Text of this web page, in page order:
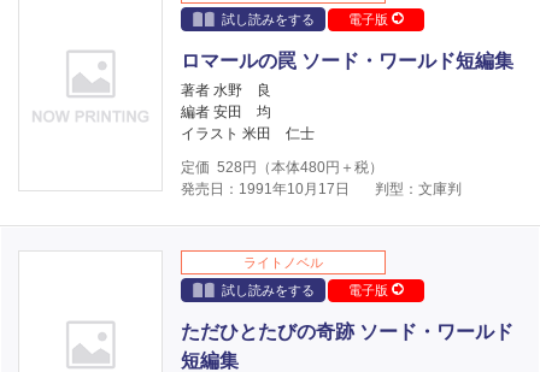
試し読みをする
電子版
ロマールの罠 ソード・ワールド短編集
著者 水野 良
編者 安田 均
イラスト 米田 仁士
定価 528 円（本体480円＋税）
発売日：1991年10月17日
判型：文庫判
ライトノベル
試し読みをする
電子版
ただひとたびの奇跡 ソード・ワールド
短編集